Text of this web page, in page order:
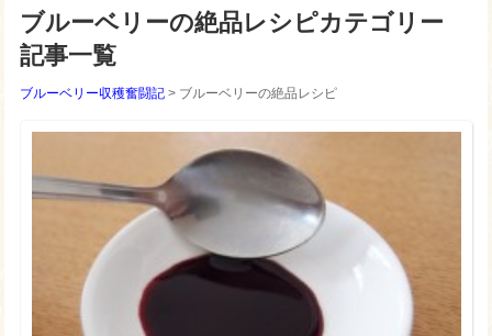
ブルーベリーの絶品レシピカテゴリー
記事一覧
ブルーベリー収穫奮闘記> ブルーベリーの絶品レシピ